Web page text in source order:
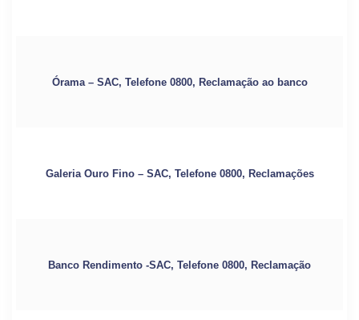
Órama – SAC, Telefone 0800, Reclamação ao banco
Galeria Ouro Fino – SAC, Telefone 0800, Reclamações
Banco Rendimento -SAC, Telefone 0800, Reclamação